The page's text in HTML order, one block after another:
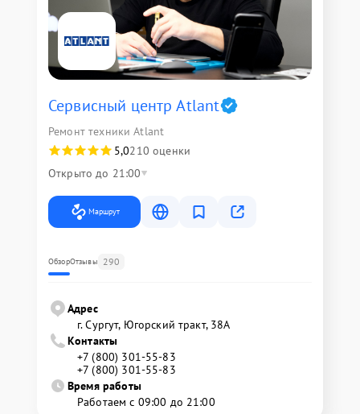
Сервисный центр Atlant
Ремонт техники Atlant
5,0210 оценки
Открыто до 21:00
Маршрут
ОбзорОтзывы 290
Адрес
г. Сургут, Югорский тракт, 38А
Контакты
+7 (800) 301-55-83
+7 (800) 301-55-83
Время работы
Работаем с 09:00 до 21:00